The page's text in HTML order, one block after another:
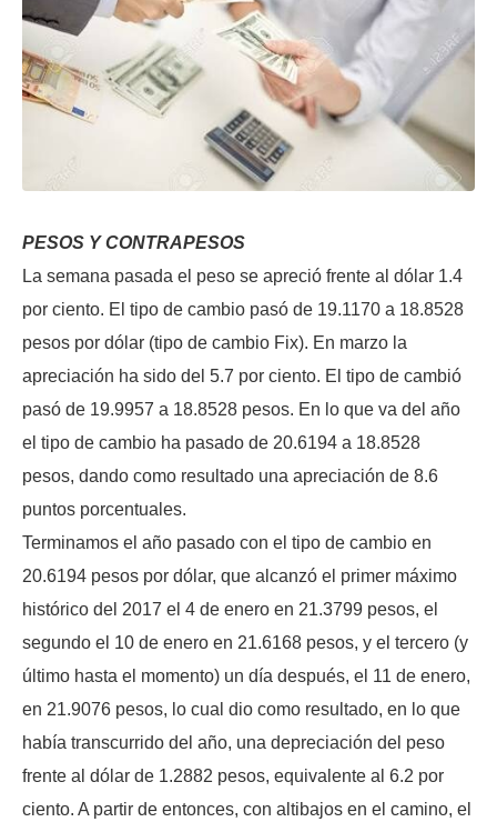
PESOS Y CONTRAPESOS
La semana pasada el peso se apreció frente al dólar 1.4
por ciento. El tipo de cambio pasó de 19.1170 a 18.8528
pesos por dólar (tipo de cambio Fix). En marzo la
apreciación ha sido del 5.7 por ciento. El tipo de cambió
pasó de 19.9957 a 18.8528 pesos. En lo que va del año
el tipo de cambio ha pasado de 20.6194 a 18.8528
pesos, dando como resultado una apreciación de 8.6
puntos porcentuales.
Terminamos el año pasado con el tipo de cambio en
20.6194 pesos por dólar, que alcanzó el primer máximo
histórico del 2017 el 4 de enero en 21.3799 pesos, el
segundo el 10 de enero en 21.6168 pesos, y el tercero (y
último hasta el momento) un día después, el 11 de enero,
en 21.9076 pesos, lo cual dio como resultado, en lo que
había transcurrido del año, una depreciación del peso
frente al dólar de 1.2882 pesos, equivalente al 6.2 por
ciento. A partir de entonces, con altibajos en el camino, el